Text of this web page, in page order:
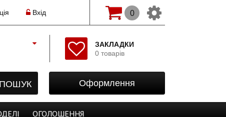
Вхід
ПОШУК Оформлення
ЗАКЛАДКИ
0 товарів
0
Початок
Реєстрація
Закладки
ОГОЛОШЕННЯ